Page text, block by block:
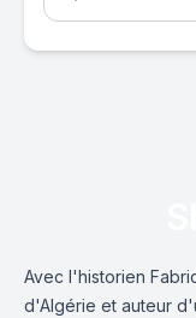
Avec l'historien
d'Algérie et auteur